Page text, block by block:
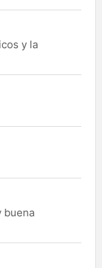
y la
buena